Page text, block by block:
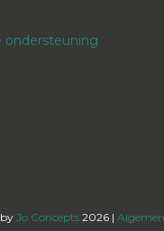
ondersteuning
Jo Concepts 2026 |